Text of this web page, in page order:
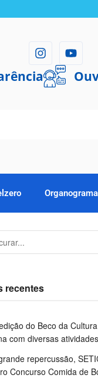
Organograma
recentes
do Beco da
com diversas
repercussão,
Concurso Comida de